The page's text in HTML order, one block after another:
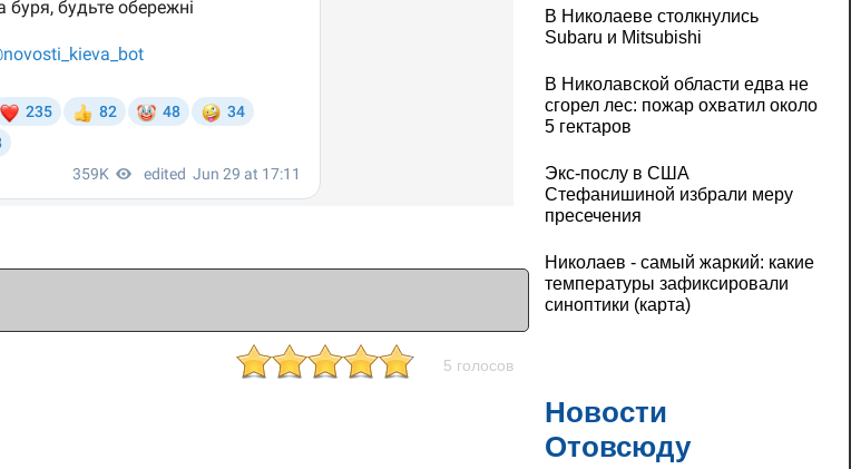
5 голосов
В Николаеве столкнулись
Subaru и Mitsubishi
В Николавской области едва не
сгорел лес: пожар охватил около
5 гектаров
Экс-послу в США
Стефанишиной избрали меру
пресечения
Николаев - самый жаркий: какие
температуры зафиксировали
синоптики (карта)
Новости
Отовсюду